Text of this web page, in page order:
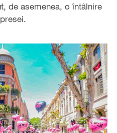
de asemenea, o întâlnire